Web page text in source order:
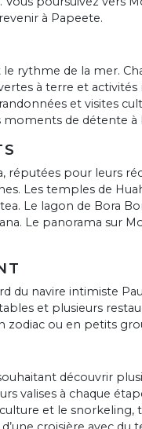
à Papeete.
rythme de la mer.
à terre et activités
et visites
moments de détente à
réputées pour leurs
Les temples de
Le lagon de Bora
Le panorama sur
du navire intimiste
et plusieurs
zodiac ou en petits
découvrir
valises à chaque
et le snorkeling,